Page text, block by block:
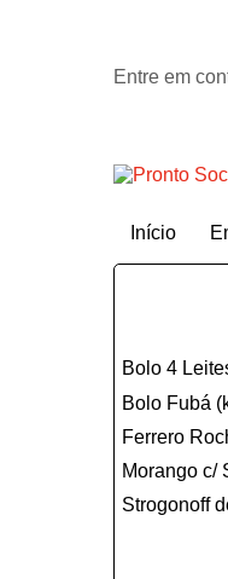
Entre em
Início
Bolo 4
Bolo Fubá
ferrero
Morango
Strogonoff